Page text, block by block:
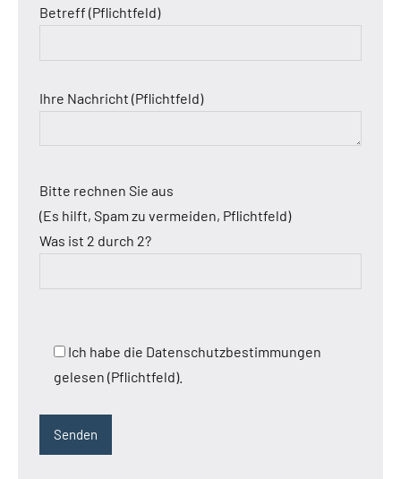
Betreff (Pflichtfeld)
Ihre Nachricht (Pflichtfeld)
Bitte rechnen Sie aus
(Es hilft, Spam zu vermeiden, Pflichtfeld)
Was ist 2 durch 2?
Ich habe die Datenschutzbestimmungen
gelesen (Pflichtfeld).